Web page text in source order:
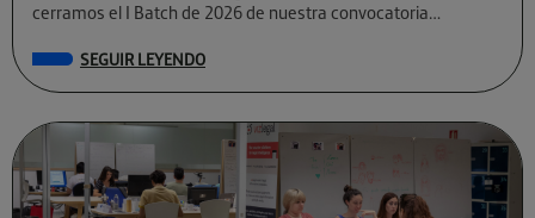
cerramos el I Batch de 2026 de nuestra convocatoria
SEGUIR LEYENDO